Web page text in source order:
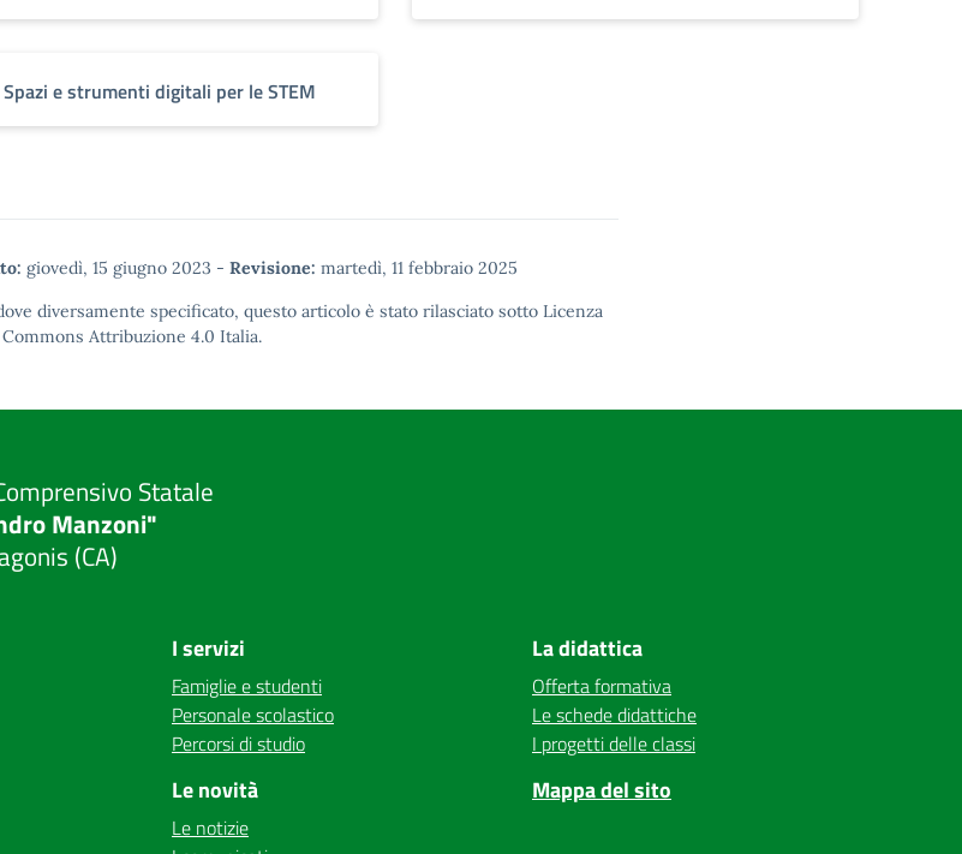
Spazi e strumenti digitali per le STEM
giovedì, 15 giugno 2023 - Revisione: martedì, 11 febbraio 2025
diversamente specificato, questo articolo è stato rilasciato sotto Licenza
Attribuzione 4.0 Italia.
Statale
Manzoni"
(CA)
I servizi
Famiglie e studenti
Personale scolastico
Percorsi di studio
Le novità
Le notizie
La didattica
Offerta formativa
Le schede didattiche
I progetti delle classi
Mappa del sito